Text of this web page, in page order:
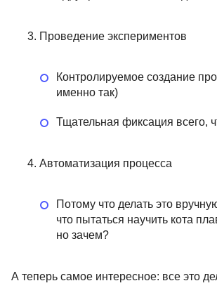
Проведение экспериментов
Контролируемое создание
именно так)
Тщательная фиксация всего,
Автоматизация процесса
Потому что делать это
что пытаться научить кота
но зачем?
А теперь самое интересное: все это